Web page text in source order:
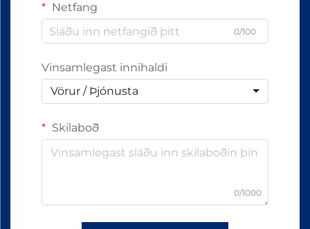
Netfang
0/100
Vinsamlegast innihaldi
Vörur / Þjónusta
Skilaboð
0/1000